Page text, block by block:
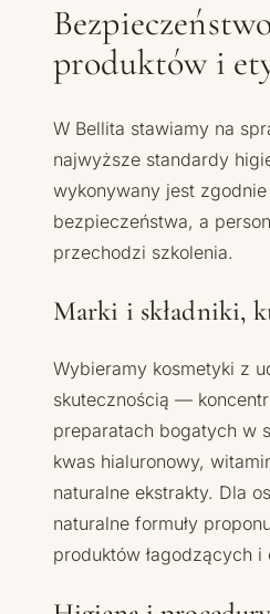
produktów i
W Bellita stawiamy na
najwyższe standardy
wykonywany jest
bezpieczeństwa, a
przechodzi szkolenia.
Marki i składniki,
Wybieramy kosmetyki z
skutecznością —
preparatach bogatych w
kwas hialuronowy,
naturalne ekstrakty. Dla
naturalne formuły
produktów łagodzących i